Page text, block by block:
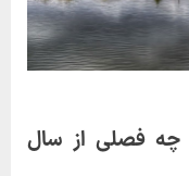
چه فصلی از سال